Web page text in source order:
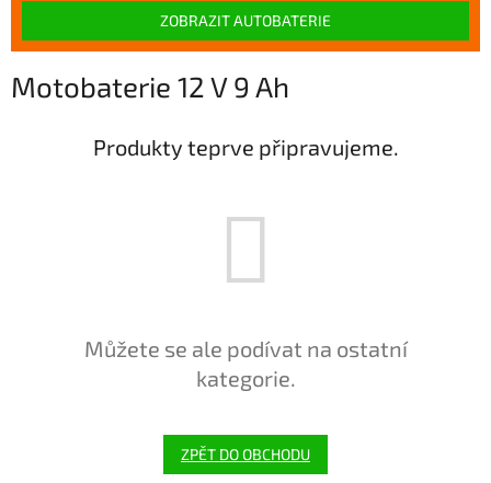
ZOBRAZIT AUTOBATERIE
Motobaterie 12 V 9 Ah
Produkty teprve připravujeme.
Můžete se ale podívat na ostatní
kategorie.
ZPĚT DO OBCHODU